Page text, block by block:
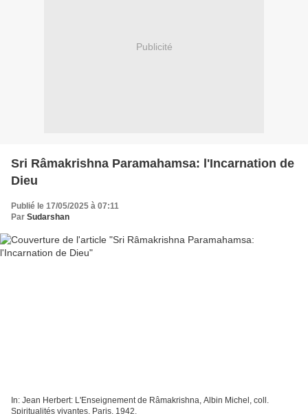
Publicité
Sri Râmakrishna Paramahamsa: l'Incarnation de
Dieu
Publié le 17/05/2025 à 07:11
Par Sudarshan
In: Jean Herbert: L'Enseignement de Râmakrishna, Albin Michel, coll.
Spiritualités vivantes, Paris, 1942.